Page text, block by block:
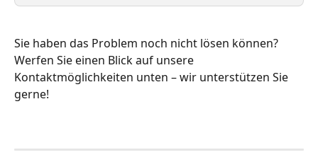
Sie haben das Problem noch nicht lösen können?
Werfen Sie einen Blick auf unsere
Kontaktmöglichkeiten unten – wir unterstützen Sie
gerne!